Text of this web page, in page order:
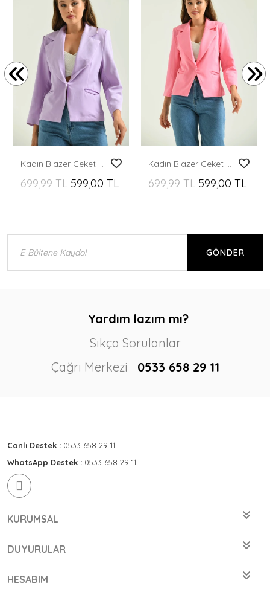
Kadın Blazer Ceket Bel Boy Vatkalı Tek Düğmeli Blazer Lila - T026
699,99 TL 599,00 TL
Kadın Blazer Ceket Bel Boy Vatkalı Tek Düğmeli Blazer Pembe - T026
699,99 TL 599,00 TL
GÖNDER
Yardım lazım mı?
Sıkça Sorulanlar
Çağrı Merkezi
0533 658 29 11
Canlı Destek : 0533 658 29 11
WhatsApp Destek : 0533 658 29 11
KURUMSAL
DUYURULAR
HESABIM